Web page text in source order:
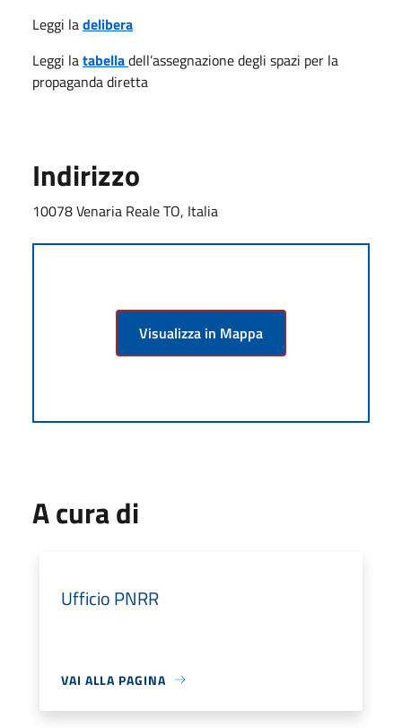
Leggi ladelibera
Leggi latabelladell’assegnazione degli spazi per la
propaganda diretta
Indirizzo
10078 Venaria Reale TO, Italia
Visualizza in Mappa
A cura di
Ufficio PNRR
VAI ALLA PAGINA